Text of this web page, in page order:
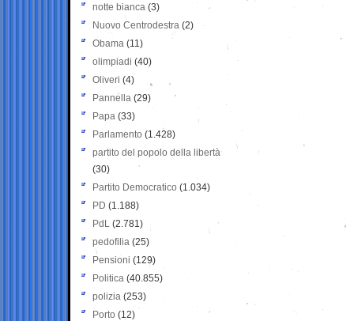
notte bianca (3)
Nuovo Centrodestra (2)
Obama (11)
olimpiadi (40)
Oliveri (4)
Pannella (29)
Papa (33)
Parlamento (1.428)
partito del popolo della libertà
(30)
Partito Democratico (1.034)
PD (1.188)
PdL (2.781)
pedofilia (25)
Pensioni (129)
Politica (40.855)
polizia (253)
Porto (12)